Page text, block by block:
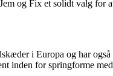
og Fix et solidt valg for
i Europa og har
inden for springforme